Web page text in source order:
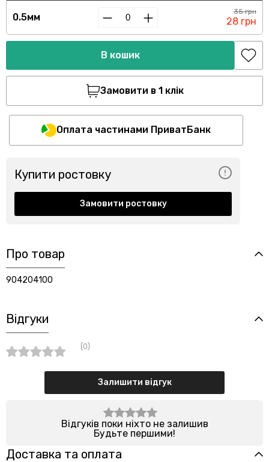
0.5мм 35 грн
28 грн
В кошик
Замовити в 1 клік
Оплата частинами ПриватБанк
Купити ростовку
Замовити ростовку
Про товар
904204100
Відгуки
(0)
Залишити відгук
Відгуків поки ніхто не залишив
Будьте першими!
Доставка та оплата